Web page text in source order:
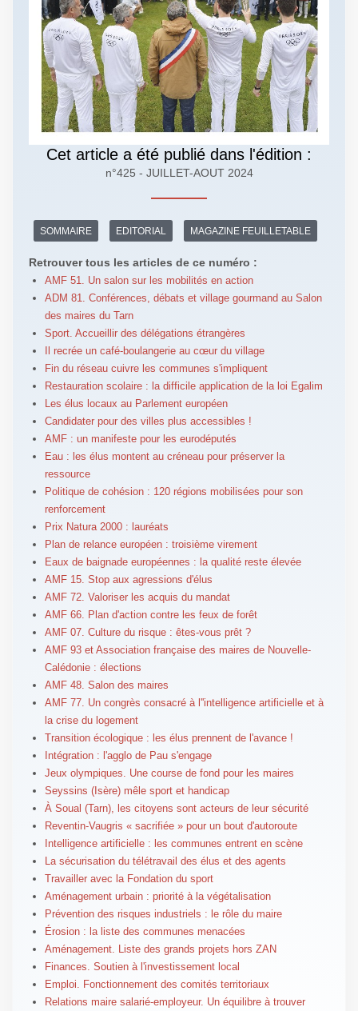
Cet article a été publié dans l'édition :
n°425 - JUILLET-AOUT 2024
SOMMAIRE EDITORIAL MAGAZINE FEUILLETABLE
Retrouver tous les articles de ce numéro :
AMF 51. Un salon sur les mobilités en action
ADM 81. Conférences, débats et village gourmand au Salon
des maires du Tarn
Sport. Accueillir des délégations étrangères
Il recrée un café-boulangerie au cœur du village
Fin du réseau cuivre les communes s'impliquent
Restauration scolaire : la difficile application de la loi Egalim
Les élus locaux au Parlement européen
Candidater pour des villes plus accessibles !
AMF : un manifeste pour les eurodéputés
Eau : les élus montent au créneau pour préserver la
ressource
Politique de cohésion : 120 régions mobilisées pour son
renforcement
Prix Natura 2000 : lauréats
Plan de relance européen : troisième virement
Eaux de baignade européennes : la qualité reste élevée
AMF 15. Stop aux agressions d'élus
AMF 72. Valoriser les acquis du mandat
AMF 66. Plan d'action contre les feux de forêt
AMF 07. Culture du risque : êtes-vous prêt ?
AMF 93 et Association française des maires de Nouvelle-
Calédonie : élections
AMF 48. Salon des maires
AMF 77. Un congrès consacré à l''intelligence artificielle et à
la crise du logement
Transition écologique : les élus prennent de l'avance !
Intégration : l'agglo de Pau s'engage
Jeux olympiques. Une course de fond pour les maires
Seyssins (Isère) mêle sport et handicap
À Soual (Tarn), les citoyens sont acteurs de leur sécurité
Reventin-Vaugris « sacrifiée » pour un bout d'autoroute
Intelligence artificielle : les communes entrent en scène
La sécurisation du télétravail des élus et des agents
Travailler avec la Fondation du sport
Aménagement urbain : priorité à la végétalisation
Prévention des risques industriels : le rôle du maire
Érosion : la liste des communes menacées
Aménagement. Liste des grands projets hors ZAN
Finances. Soutien à l'investissement local
Emploi. Fonctionnement des comités territoriaux
Relations maire salarié-employeur. Un équilibre à trouver